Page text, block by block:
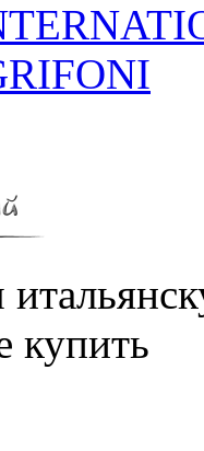
купить